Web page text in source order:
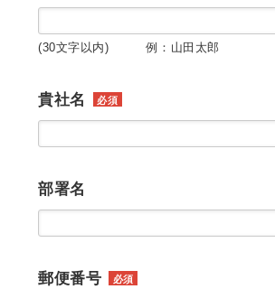
(30文字以内) 例：山田太郎
貴社名 必須
部署名
郵便番号 必須